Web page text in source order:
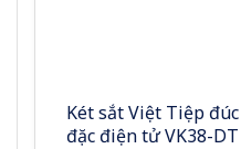
Két sắt Việt Tiệp đúc
đặc điện tử VK38-DT